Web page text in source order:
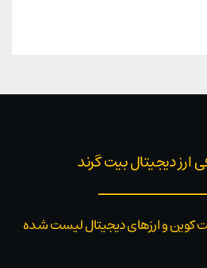
دیجیتال بیت گرند
کوین و ارزهای دیجیتال لیست شده